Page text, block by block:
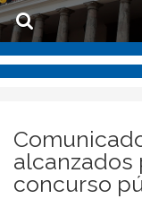
alcanzados
concurso